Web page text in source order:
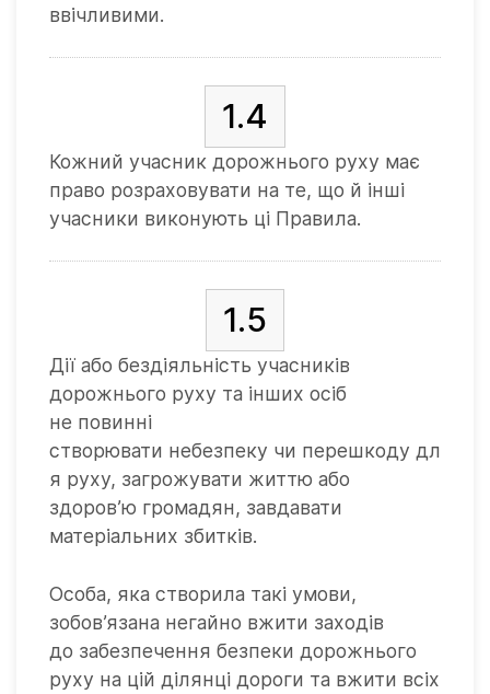
ввічливими.
1.4
Кожний учасник дорожнього руху має
право розраховувати на те, що й інші
учасники виконують ці Правила.
1.5
Дії або бездіяльність учасників
дорожнього руху та інших осіб
не повинні
створювати небезпеку чи перешкоду дл
я руху, загрожувати життю або
здоров’ю громадян, завдавати
матеріальних збитків.
Особа, яка створила такі умови,
зобов’язана негайно вжити заходів
до забезпечення безпеки дорожнього
руху на цій ділянці дороги та вжити всіх